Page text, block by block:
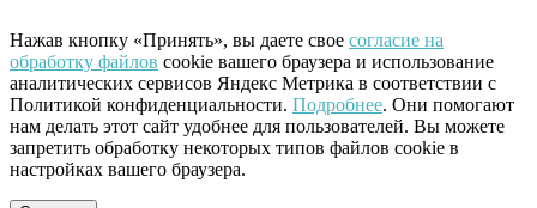
Нажав кнопку «Принять», вы даете свое согласие на
обработку файлов cookie вашего браузера и использование
аналитических сервисов Яндекс Метрика в соответствии с
Политикой конфиденциальности. Подробнее. Они помогают
нам делать этот сайт удобнее для пользователей. Вы можете
запретить обработку некоторых типов файлов cookie в
настройках вашего браузера.